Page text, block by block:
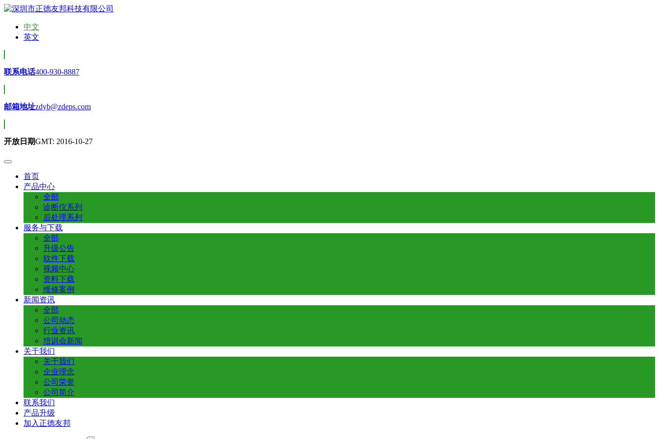
中文
英文
联系电话400-930-8887
邮箱地址zdyb@zdeps.com
开放日期GMT: 2016-10-27
首页
产品中心
全部
诊断仪系列
后处理系列
服务与下载
全部
升级公告
软件下载
视频中心
资料下载
维修案例
新闻资讯
全部
公司动态
行业资讯
培训会新闻
关于我们
关于我们
企业理念
公司荣誉
公司简介
联系我们
产品升级
加入正德友邦